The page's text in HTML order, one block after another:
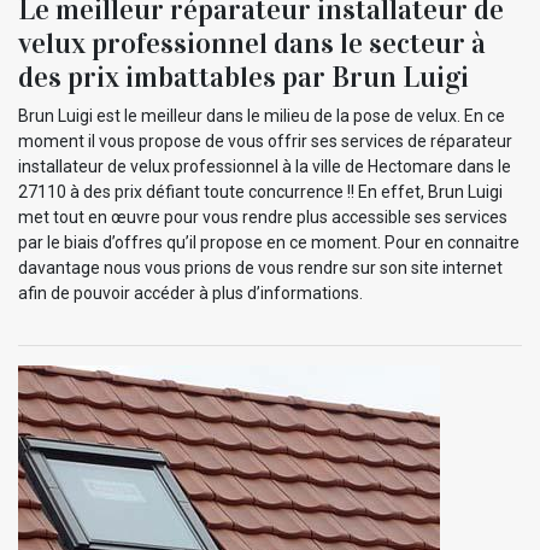
Le meilleur réparateur installateur de
velux professionnel dans le secteur à
des prix imbattables par Brun Luigi
Brun Luigi est le meilleur dans le milieu de la pose de velux. En ce
moment il vous propose de vous offrir ses services de réparateur
installateur de velux professionnel à la ville de Hectomare dans le
27110 à des prix défiant toute concurrence !! En effet, Brun Luigi
met tout en œuvre pour vous rendre plus accessible ses services
par le biais d’offres qu’il propose en ce moment. Pour en connaitre
davantage nous vous prions de vous rendre sur son site internet
afin de pouvoir accéder à plus d’informations.